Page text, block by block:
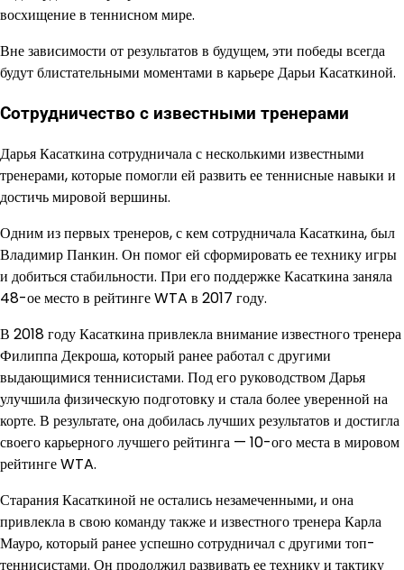
восхищение в теннисном мире.
Вне зависимости от результатов в будущем, эти победы всегда
будут блистательными моментами в карьере Дарьи Касаткиной.
Сотрудничество с известными тренерами
Дарья Касаткина сотрудничала с несколькими известными
тренерами, которые помогли ей развить ее теннисные навыки и
достичь мировой вершины.
Одним из первых тренеров, с кем сотрудничала Касаткина, был
Владимир Панкин. Он помог ей сформировать ее технику игры
и добиться стабильности. При его поддержке Касаткина заняла
48-ое место в рейтинге WTA в 2017 году.
В 2018 году Касаткина привлекла внимание известного тренера
Филиппа Декроша, который ранее работал с другими
выдающимися теннисистами. Под его руководством Дарья
улучшила физическую подготовку и стала более уверенной на
корте. В результате, она добилась лучших результатов и достигла
своего карьерного лучшего рейтинга — 10-ого места в мировом
рейтинге WTA.
Старания Касаткиной не остались незамеченными, и она
привлекла в свою команду также и известного тренера Карла
Мауро, который ранее успешно сотрудничал с другими топ-
теннисистами. Он продолжил развивать ее технику и тактику